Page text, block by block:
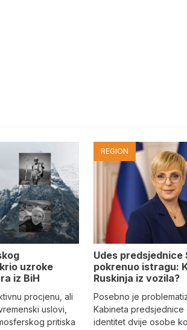
uzroke
iz BiH
procjenu, ali
uslovi,
pritiska
REGION
Udes predsjednice
pokrenuo istragu:
Ruskinja iz vozila?
Posebno je
Kabineta predsjednice
identitet dvije osobe